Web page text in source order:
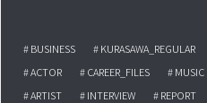
# BUSINESS # KURASAWA_REGULAR
# ACTOR
# CAREER_FILES # MUSIC
# ARTIST
# INTERVIEW # REPORT